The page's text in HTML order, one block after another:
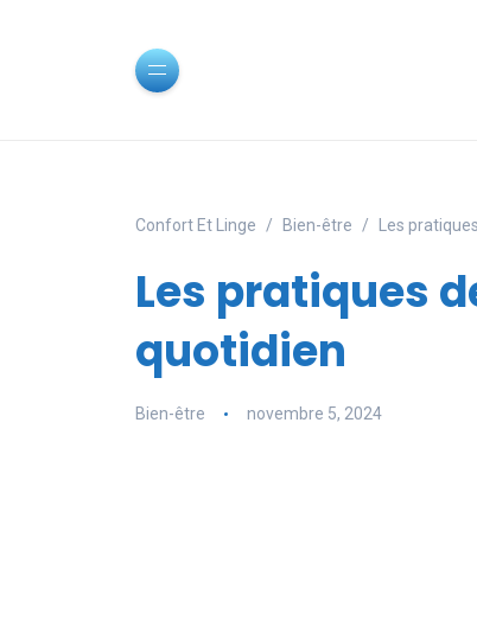
Confort Et Linge Bien-être Les
Les pratiques
quotidien
Bien-être novembre 5, 2024